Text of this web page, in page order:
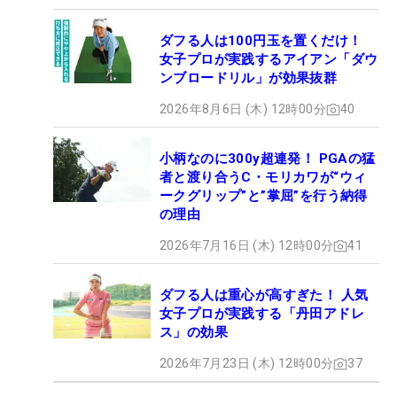
ダフる人は100円玉を置くだけ！
女子プロが実践するアイアン「ダウ
ンブロードリル」が効果抜群
2026年8月6日 (木) 12時00分 40
小柄なのに300y超連発！ PGAの猛
者と渡り合うC・モリカワが“ウィ
ークグリップ”と”掌屈”を行う納得
の理由
2026年7月16日 (木) 12時00分 41
ダフる人は重心が高すぎた！ 人気
女子プロが実践する「丹田アドレ
ス」の効果
2026年7月23日 (木) 12時00分 37